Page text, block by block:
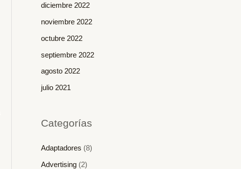
diciembre 2022
noviembre 2022
octubre 2022
septiembre 2022
agosto 2022
julio 2021
Categorías
Adaptadores (8)
Advertising(2)